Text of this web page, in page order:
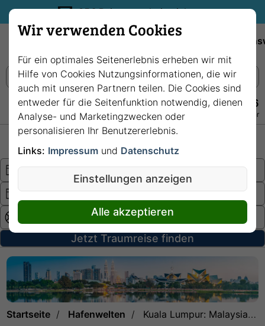
35€ Reisegutschein sichern.
+49 228 3875 7256
Persönlich · Kostenlos · Täglich 08–22 Uhr
Jetzt Traumreise finden
Startseite Hafenwelten Kuala Lumpur: Malaysias rekordverdächtige Hauptstadt
Wir verwenden Cookies
Für ein optimales Seitenerlebnis erheben wir mit
Hilfe von Cookies Nutzungsinformationen, die wir
auch mit unseren Partnern teilen. Die Cookies sind
entweder für die Seitenfunktion notwendig, dienen
Analyse- und Marketingzwecken oder
personalisieren Ihr Benutzererlebnis.
Links: Impressum und Datenschutz
Einstellungen anzeigen
Alle akzeptieren